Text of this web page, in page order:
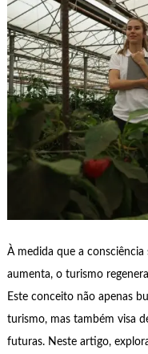
À medida que a consciência
aumenta, o turismo
Este conceito não apenas
turismo, mas também visa
futuras. Neste artigo,